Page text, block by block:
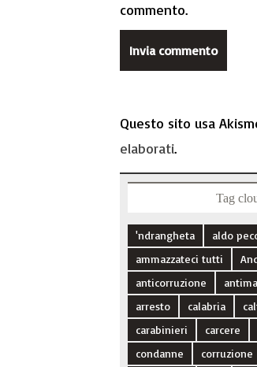
commento.
Questo sito usa
elaborati.
Tag
'ndrangheta
aldo
ammazzateci tutti
anticorruzione
arresto
calabria
carabinieri
carcere
condanne
corruzione